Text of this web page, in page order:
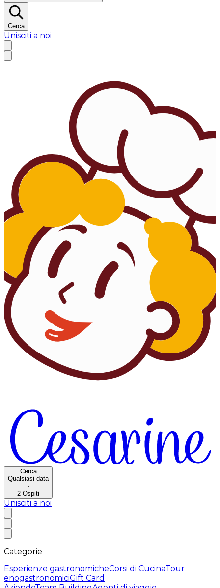
Cerca
Unisciti a noi
Cerca
Qualsiasi data
·
2 Ospiti
Unisciti a noi
Categorie
Esperienze gastronomicheCorsi di CucinaTour
enogastronomiciGift Card